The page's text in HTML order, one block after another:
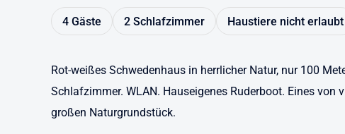
4 Gäste 2 Schlafzimmer Haustiere nicht erlaubt
Rot-weißes Schwedenhaus in herrlicher Natur, nur 100
Schlafzimmer. WLAN. Hauseigenes Ruderboot. Eines von
großen Naturgrundstück.